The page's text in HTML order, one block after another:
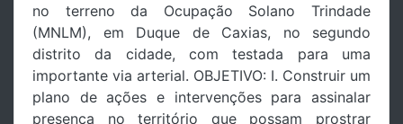
no terreno da Ocupação Solano Trindade
(MNLM), em Duque de Caxias, no segundo
distrito da cidade, com testada para uma
importante via arterial. OBJETIVO: I. Construir um
plano de ações e intervenções para assinalar
presença no território que possam prostrar